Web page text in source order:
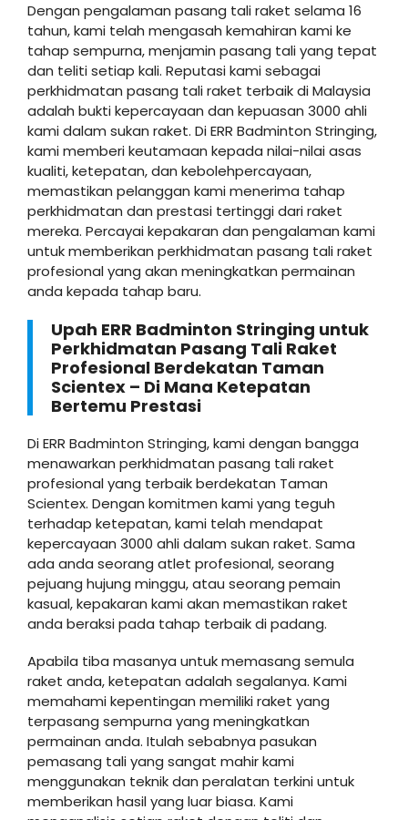
Dengan pengalaman pasang tali raket selama 16
tahun, kami telah mengasah kemahiran kami ke
tahap sempurna, menjamin pasang tali yang tepat
dan teliti setiap kali. Reputasi kami sebagai
perkhidmatan pasang tali raket terbaik di Malaysia
adalah bukti kepercayaan dan kepuasan 3000 ahli
kami dalam sukan raket. Di ERR Badminton Stringing,
kami memberi keutamaan kepada nilai-nilai asas
kualiti, ketepatan, dan kebolehpercayaan,
memastikan pelanggan kami menerima tahap
perkhidmatan dan prestasi tertinggi dari raket
mereka. Percayai kepakaran dan pengalaman kami
untuk memberikan perkhidmatan pasang tali raket
profesional yang akan meningkatkan permainan
anda kepada tahap baru.
Upah ERR Badminton Stringing untuk
Perkhidmatan Pasang Tali Raket
Profesional Berdekatan Taman
Scientex – Di Mana Ketepatan
Bertemu Prestasi
Di ERR Badminton Stringing, kami dengan bangga
menawarkan perkhidmatan pasang tali raket
profesional yang terbaik berdekatan Taman
Scientex. Dengan komitmen kami yang teguh
terhadap ketepatan, kami telah mendapat
kepercayaan 3000 ahli dalam sukan raket. Sama
ada anda seorang atlet profesional, seorang
pejuang hujung minggu, atau seorang pemain
kasual, kepakaran kami akan memastikan raket
anda beraksi pada tahap terbaik di padang.
Apabila tiba masanya untuk memasang semula
raket anda, ketepatan adalah segalanya. Kami
memahami kepentingan memiliki raket yang
terpasang sempurna yang meningkatkan
permainan anda. Itulah sebabnya pasukan
pemasang tali yang sangat mahir kami
menggunakan teknik dan peralatan terkini untuk
memberikan hasil yang luar biasa. Kami